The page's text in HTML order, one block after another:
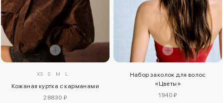
XS S M L
Кожаная куртка с карманами
28830 ₽
Набор заколок для волос
«Цветы»
1940 ₽